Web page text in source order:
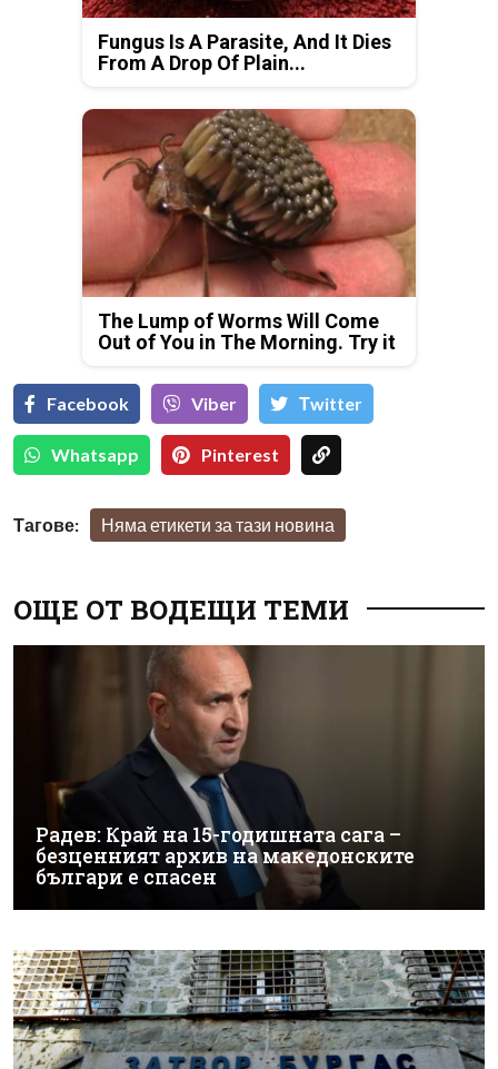
Fungus Is A Parasite, And It Dies
From A Drop Of Plain...
The Lump of Worms Will Come
Out of You in The Morning. Try it
Facebook Viber Тwitter
Whatsapp Pinterest
Тагове: Няма етикети за тази новина
ОЩЕ ОТ ВОДЕЩИ ТЕМИ
Радев: Край на 15-годишната сага –
безценният архив на македонските
българи е спасен